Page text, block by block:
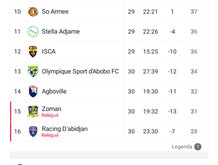
10 So Armee 29 22:21 1 37
11 Stella Adjame 29 22:26 -4 36
12 ISCA 29 15:25 -10 36
13 Olympique Sport d'Abobo FC 30 27:39 -12 34
14 Agboville 30 19:30 -11 32
15 Zoman
Relégué
30 19:32 -13 31
16 Racing D'abidjan
Relégué
30 23:30 -7 28
Legenda ?